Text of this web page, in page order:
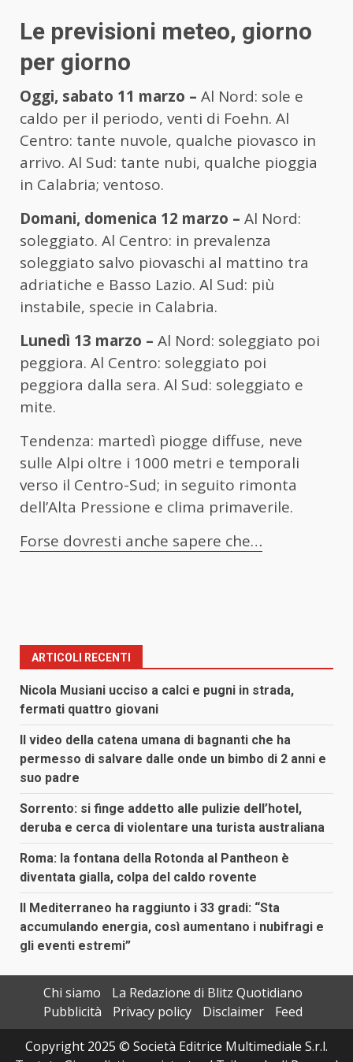
Le previsioni meteo, giorno
per giorno
Oggi, sabato 11 marzo – Al Nord: sole e
caldo per il periodo, venti di Foehn. Al
Centro: tante nuvole, qualche piovasco in
arrivo. Al Sud: tante nubi, qualche pioggia
in Calabria; ventoso.
Domani, domenica 12 marzo – Al Nord:
soleggiato. Al Centro: in prevalenza
soleggiato salvo piovaschi al mattino tra
adriatiche e Basso Lazio. Al Sud: più
instabile, specie in Calabria.
Lunedì 13 marzo – Al Nord: soleggiato poi
peggiora. Al Centro: soleggiato poi
peggiora dalla sera. Al Sud: soleggiato e
mite.
Tendenza: martedì piogge diffuse, neve
sulle Alpi oltre i 1000 metri e temporali
verso il Centro-Sud; in seguito rimonta
dell’Alta Pressione e clima primaverile.
Forse dovresti anche sapere che…
ARTICOLI RECENTI
Nicola Musiani ucciso a calci e pugni in strada,
fermati quattro giovani
Il video della catena umana di bagnanti che ha
permesso di salvare dalle onde un bimbo di 2 anni e
suo padre
Sorrento: si finge addetto alle pulizie dell’hotel,
deruba e cerca di violentare una turista australiana
Roma: la fontana della Rotonda al Pantheon è
diventata gialla, colpa del caldo rovente
Il Mediterraneo ha raggiunto i 33 gradi: “Sta
accumulando energia, così aumentano i nubifragi e
gli eventi estremi”
Chi siamo
La Redazione di Blitz Quotidiano
Pubblicità
Privacy policy Disclaimer
Feed
Copyright 2025 © Società Editrice Multimediale S.r.l.